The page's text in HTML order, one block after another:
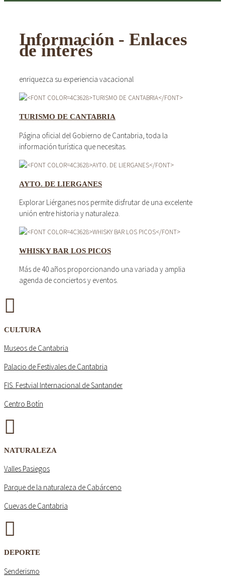
Información - Enlaces
de interés
enriquezca su experiencia vacacional
TURISMO DE CANTABRIA
Página oficial del Gobierno de Cantabria, toda la
información turística que necesitas.
AYTO. DE LIERGANES
Explorar Liérganes nos permite disfrutar de una excelente
unión entre historia y naturaleza.
WHISKY BAR LOS PICOS
Más de 40 años proporcionando una variada y amplia
agenda de conciertos y eventos.
CULTURA
Museos de Cantabria
Palacio de Festivales de Cantabria
FIS. Festvial Internacional de Santander
Centro Botín
NATURALEZA
Valles Pasiegos
Parque de la naturaleza de Cabárceno
Cuevas de Cantabria
DEPORTE
Senderismo